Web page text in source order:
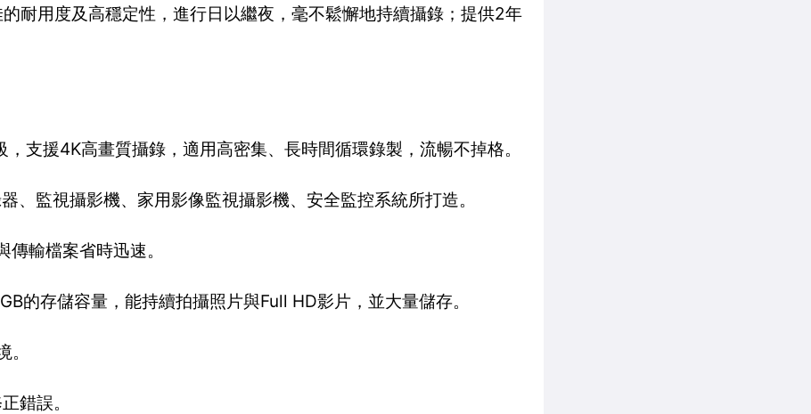
耐用度及高穩定性，進行日以繼夜，毫不鬆懈地持續攝錄；提供2年
支援4K高畫質攝錄，適用高密集、長時間循環錄製，流暢不掉格。
監視攝影機、家用影像監視攝影機、安全監控系統所打造。
輸檔案省時迅速。
的存儲容量，能持續拍攝照片與Full HD影片，並大量儲存。
錯誤。